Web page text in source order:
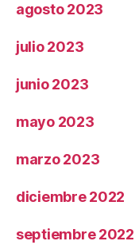
agosto 2023
julio 2023
junio 2023
mayo 2023
marzo 2023
diciembre 2022
septiembre 2022